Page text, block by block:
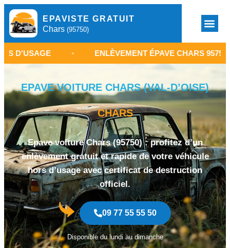
EPAVISTE GRATUIT
Chars (95750)
• ENLÈVEMENT ÉPAVE CHARS 95750 •
EPAVE VOITURE CHARS (VAL-D’OISE)
CHARS
Epave voiture Chars (95750) : profitez d’un
enlèvement gratuit et rapide de votre véhicule
hors d’usage avec certificat de destruction
officiel.
09 77 55 55 50
Disponible du lundi au dimanche